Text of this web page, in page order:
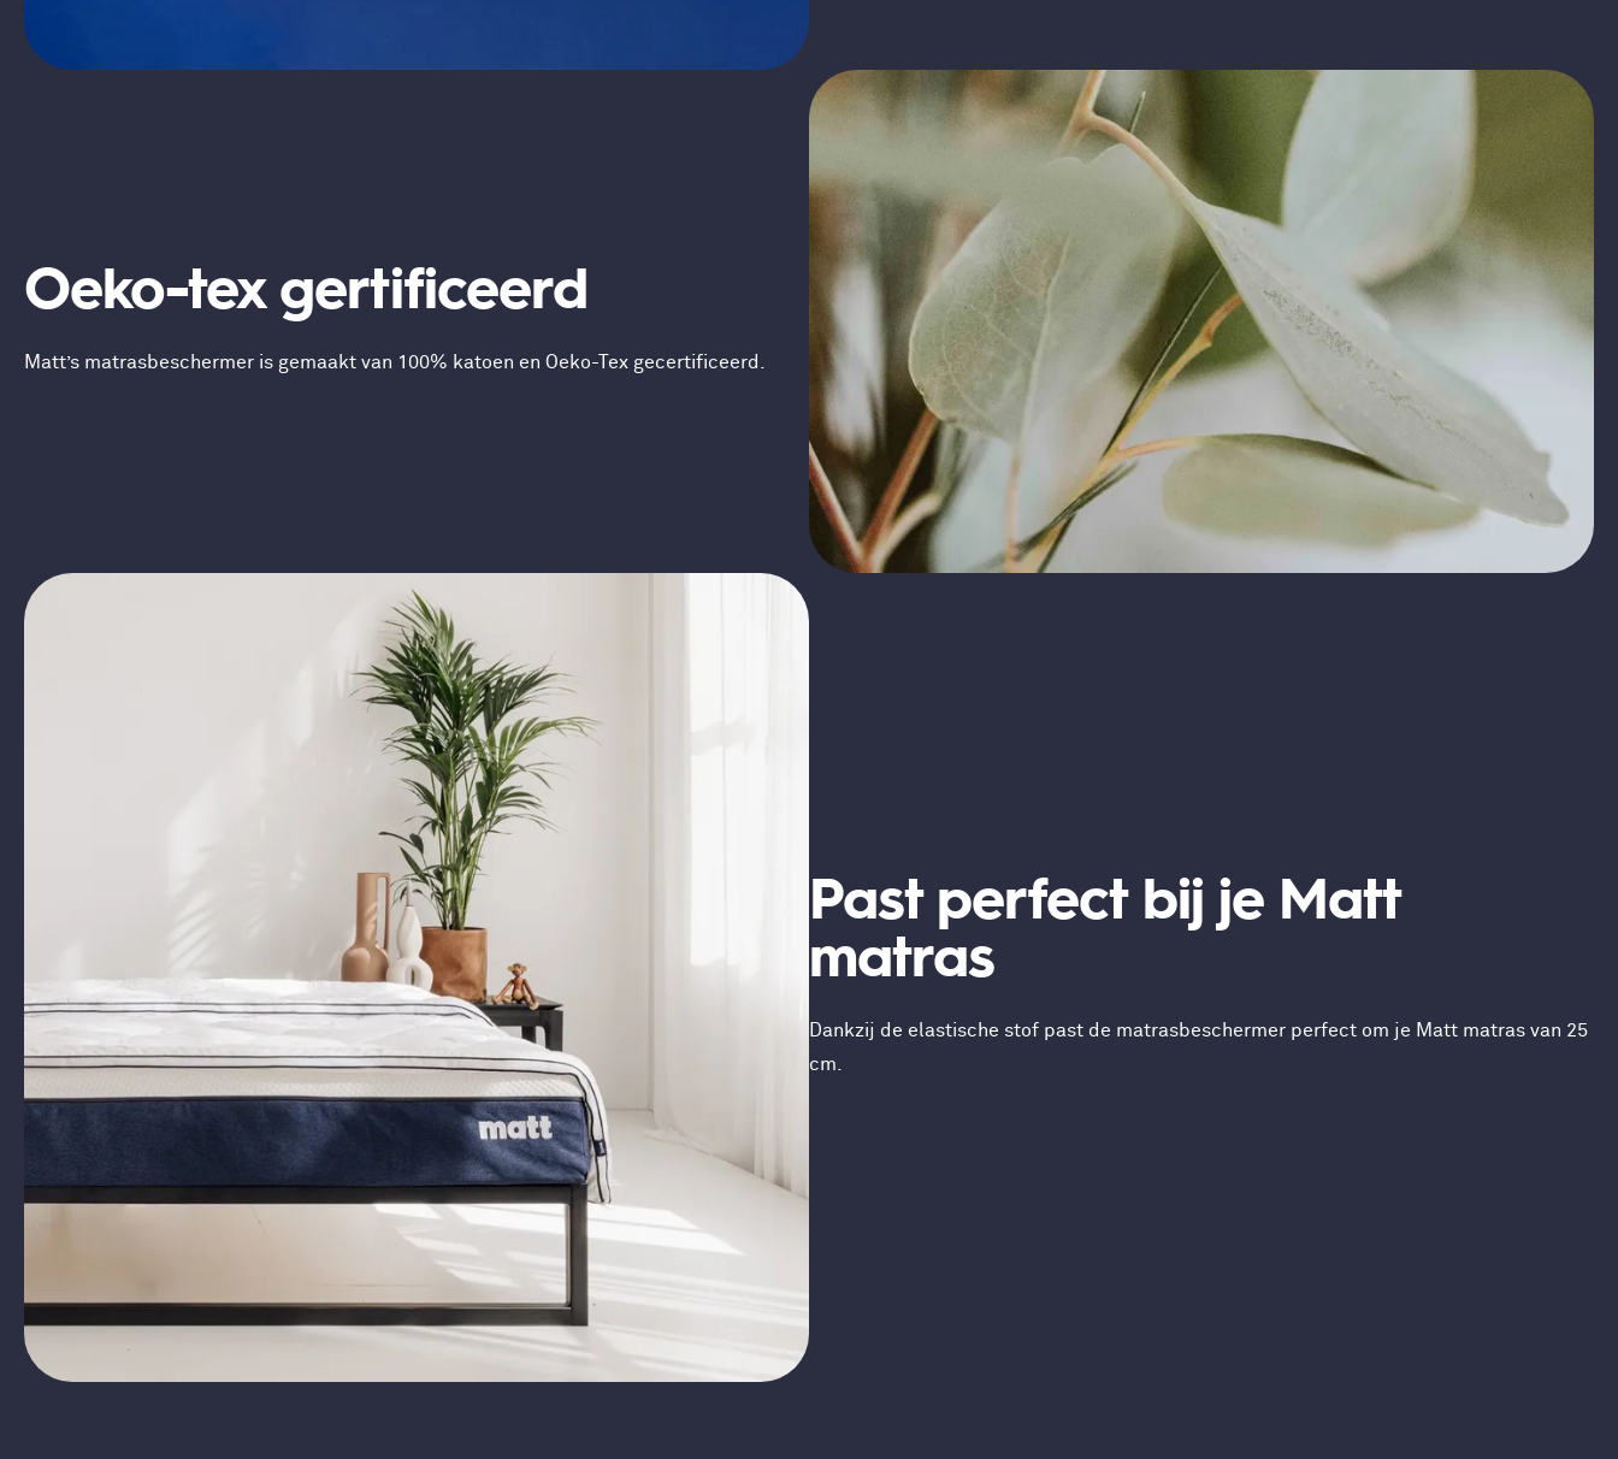
Oeko-tex gertificeerd
Matt’s matrasbeschermer is gemaakt van 100% katoen en Oeko-Tex gecertificeerd.
Past perfect bij je Matt
matras
Dankzij de elastische stof past de matrasbeschermer perfect om je Matt matras van 25
cm.